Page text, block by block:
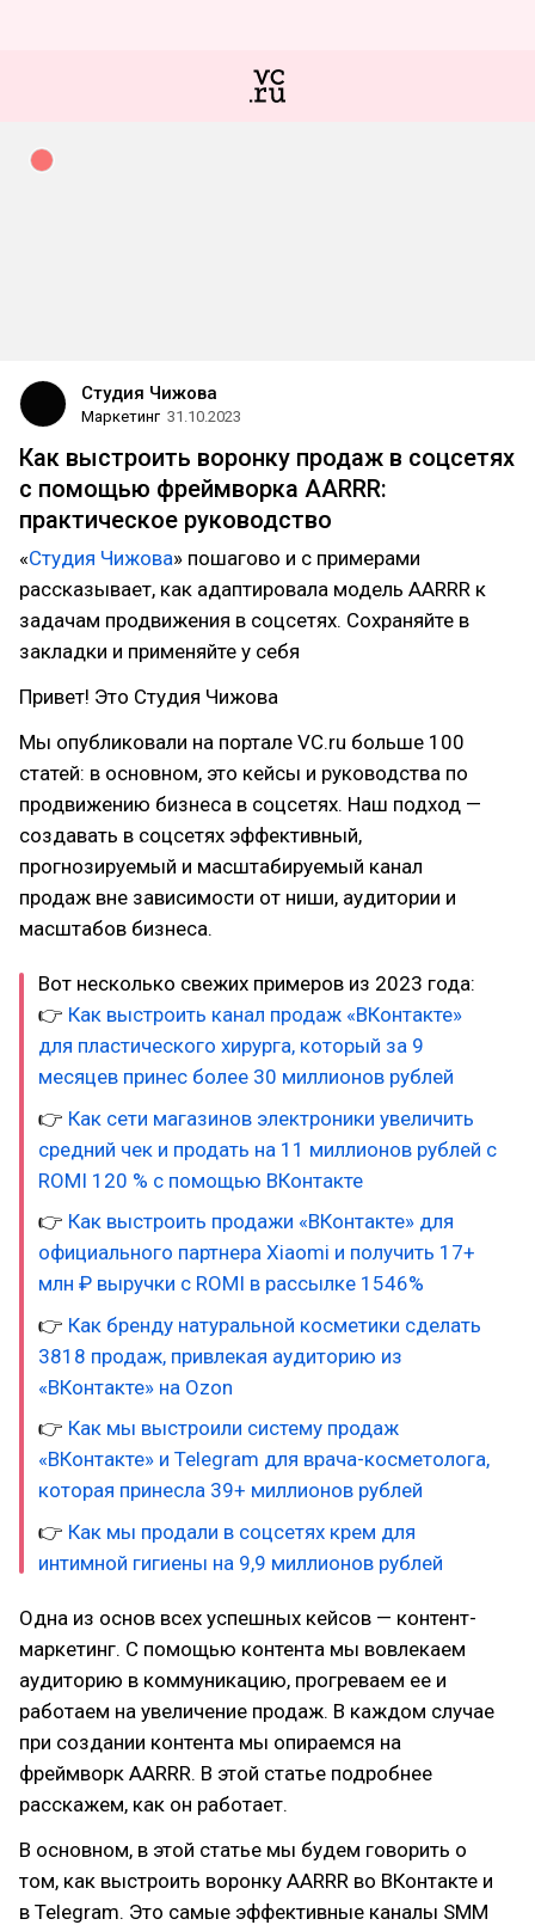
Студия Чижова
Маркетинг 31.10.2023
Как выстроить воронку продаж в соцсетях
с помощью фреймворка AARRR:
практическое руководство
«Студия Чижова» пошагово и с примерами
рассказывает, как адаптировала модель AARRR к
задачам продвижения в соцсетях. Сохраняйте в
закладки и применяйте у себя
Привет! Это Студия Чижова
Мы опубликовали на портале VC.ru больше 100
статей: в основном, это кейсы и руководства по
продвижению бизнеса в соцсетях. Наш подход —
создавать в соцсетях эффективный,
прогнозируемый и масштабируемый канал
продаж вне зависимости от ниши, аудитории и
масштабов бизнеса.
Вот несколько свежих примеров из 2023 года:
👉 Как выстроить канал продаж «ВКонтакте»
для пластического хирурга, который за 9
месяцев принес более 30 миллионов рублей
👉 Как сети магазинов электроники увеличить
средний чек и продать на 11 миллионов рублей с
ROMI 120 % с помощью ВКонтакте
👉 Как выстроить продажи «ВКонтакте» для
официального партнера Xiaomi и получить 17+
млн ₽ выручки с ROMI в рассылке 1546%
👉 Как бренду натуральной косметики сделать
3818 продаж, привлекая аудиторию из
«ВКонтакте» на Ozon
👉 Как мы выстроили систему продаж
«ВКонтакте» и Telegram для врача-косметолога,
которая принесла 39+ миллионов рублей
👉 Как мы продали в соцсетях крем для
интимной гигиены на 9,9 миллионов рублей
Одна из основ всех успешных кейсов — контент-
маркетинг. С помощью контента мы вовлекаем
аудиторию в коммуникацию, прогреваем ее и
работаем на увеличение продаж. В каждом случае
при создании контента мы опираемся на
фреймворк AARRR. В этой статье подробнее
расскажем, как он работает.
В основном, в этой статье мы будем говорить о
том, как выстроить воронку AARRR во ВКонтакте и
в Telegram. Это самые эффективные каналы SMM